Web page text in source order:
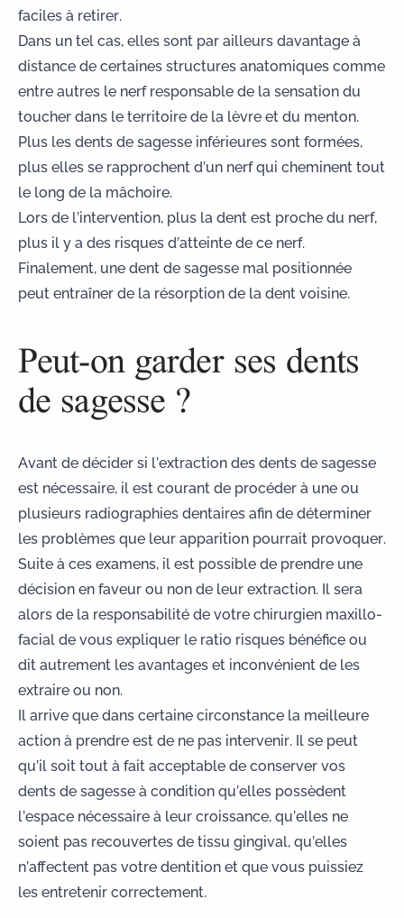
faciles à retirer.
Dans un tel cas, elles sont par ailleurs davantage à
distance de certaines structures anatomiques comme
entre autres le nerf responsable de la sensation du
toucher dans le territoire de la lèvre et du menton.
Plus les dents de sagesse inférieures sont formées,
plus elles se rapprochent d’un nerf qui cheminent tout
le long de la mâchoire.
Lors de l’intervention, plus la dent est proche du nerf,
plus il y a des risques d’atteinte de ce nerf.
Finalement, une dent de sagesse mal positionnée
peut entraîner de la résorption de la dent voisine.
Peut-on garder ses dents
de sagesse ?
Avant de décider si l’extraction des dents de sagesse
est nécessaire, il est courant de procéder à une ou
plusieurs radiographies dentairesafin de déterminer
les problèmes que leur apparition pourrait provoquer.
Suite à ces examens, il est possible de prendre une
décision en faveur ou non de leur extraction. Il sera
alors de la responsabilité de votre chirurgien maxillo-
facial de vous expliquer le ratio risques bénéfice ou
dit autrement les avantages et inconvénient de les
extraire ou non.
Il arrive que dans certaine circonstance la meilleure
action à prendre est de ne pas intervenir. Il se peut
qu’il soit tout à fait acceptable de conserver vos
dents de sagesse à condition qu’elles possèdent
l’espace nécessaire à leur croissance, qu’elles ne
soient pas recouvertes de tissu gingival, qu’elles
n’affectent pas votre dentition et que vous puissiez
les entretenir correctement.